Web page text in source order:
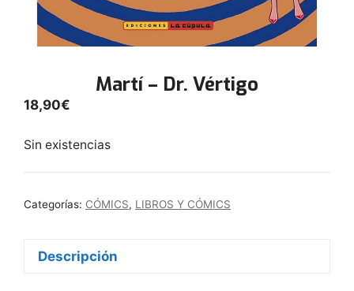
Martí – Dr. Vértigo
18,90€
Sin existencias
Categorías: CÓMICS, LIBROS Y CÓMICS
Descripción